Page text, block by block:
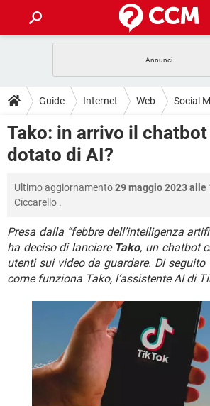
INTRATTENIMENTO ANDROID
iOS WINDOWS
INSTAGRAM
HARDWARE
GUIDE
COVID-19
INTRATTENIMENTO ANDROID
INSTAGRAM
HARDWARE
DOWNLOAD
COVID-19
iOS
INSTAGRAM WHATSAPP
TIKTOK
HARDWARE
FORUM
COVID-19 GAMING
iOS
INSTAGRAM
TIKTOK
GLOSSARIO
COVID-19 GAMING
INTRATTENIMENTO ANDROID
iOS
FACEBOOK
Guide Internet Web Social
Tako: in arrivo il
dotato di AI?
Ultimo aggiornamento29 maggio 2023 alle
Ciccarello .
Presa dalla “febbre dell’intelligenza
ha deciso di lanciare Tako, un chatbot
utenti sui video da guardare. Di seguito
come funziona Tako, l’assistente AI di